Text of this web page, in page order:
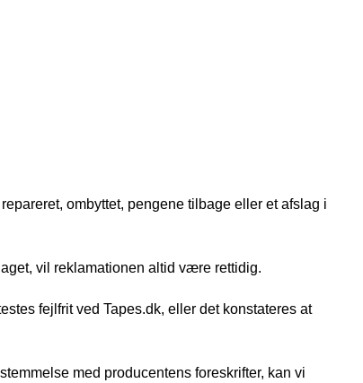
ombyttet, pengene tilbage eller et afslag i
vil reklamationen altid være rettidig.
fejlfrit ved Tapes.dk, eller det konstateres at
med producentens foreskrifter, kan vi